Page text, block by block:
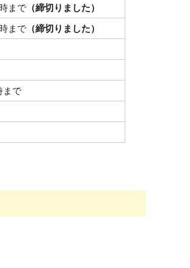
まで （締切りました）
まで （締切りました）
まで